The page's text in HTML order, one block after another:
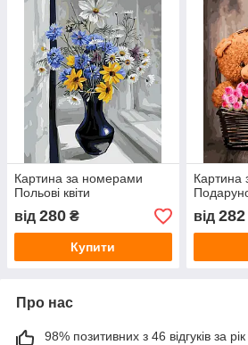
Картина за номерами
Польові квіти
від 280 ₴
Купити
Картина
від 282
Про нас
98% позитивних з 46 відгуків за рік